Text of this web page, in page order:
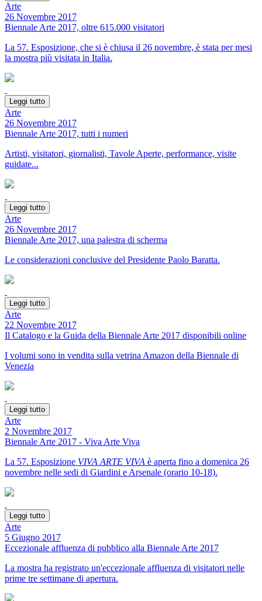
Arte
26 Novembre 2017
Biennale Arte 2017, oltre 615.000 visitatori
La 57. Esposizione, che si è chiusa il 26 novembre, è stata per mesi
la mostra più visitata in Italia.
Leggi tutto
Arte
26 Novembre 2017
Biennale Arte 2017, tutti i numeri
Artisti, visitatori, giornalisti, Tavole Aperte, performance, visite
guidate...
Leggi tutto
Arte
26 Novembre 2017
Biennale Arte 2017, una palestra di scherma
Le considerazioni conclusive del Presidente Paolo Baratta.
Leggi tutto
Arte
22 Novembre 2017
Il Catalogo e la Guida della Biennale Arte 2017 disponibili online
I volumi sono in vendita sulla vetrina Amazon della Biennale di
Venezia
Leggi tutto
Arte
2 Novembre 2017
Biennale Arte 2017 - Viva Arte Viva
La 57. Esposizione VIVA ARTE VIVA è aperta fino a domenica 26
novembre nelle sedi di Giardini e Arsenale (orario 10-18).
Leggi tutto
Arte
5 Giugno 2017
Eccezionale affluenza di pubblico alla Biennale Arte 2017
La mostra ha registrato un'eccezionale affluenza di visitatori nelle
prime tre settimane di apertura.